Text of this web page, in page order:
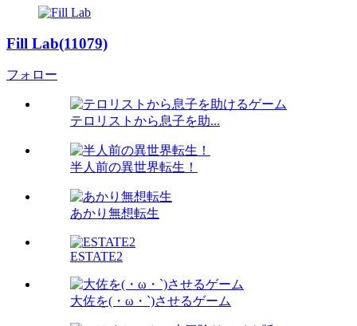
Fill Lab(11079)
フォロー
テロリストから息子を助...
半人前の異世界転生！
あかり無想転生
ESTATE2
大佐を(・ω・`)させるゲーム